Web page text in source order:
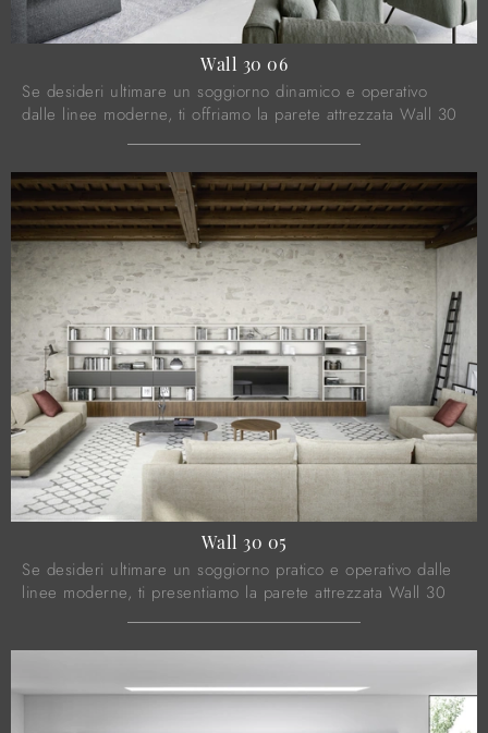
Wall 30 06
Se desideri ultimare un soggiorno dinamico e operativo
dalle linee moderne, ti offriamo la parete attrezzata Wall 30
Wall 30 05
Se desideri ultimare un soggiorno pratico e operativo dalle
linee moderne, ti presentiamo la parete attrezzata Wall 30